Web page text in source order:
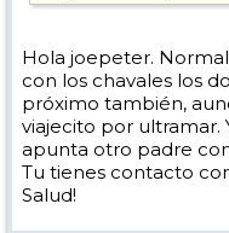
Hola joepeter.
con los chavales los
próximo también,
viajecito por ultramar.
apunta otro padre
Tu tienes contacto
Salud!